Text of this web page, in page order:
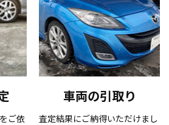
ご依
車両の引取り
査定結果にご納得いただけまし